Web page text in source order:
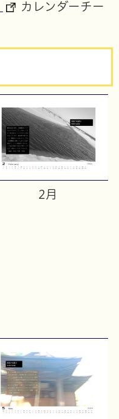
カレンダーチー
2月